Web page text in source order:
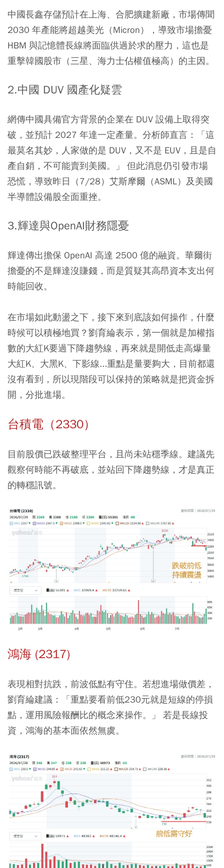
中國長鑫存儲預計在上海、合肥擴建新廠，市場傳聞
2030 年產能將超越美光（Micron），導致市場擔憂
HBM 與記憶體長線將面臨供過於求的壓力，這也是
重擊韓國股市（三星、海力士佔權值極高）的主因。
2.中國 DUV 國產化疑雲
網傳中國具備官方背景的企業在 DUV 設備上取得突
破，並預計 2027 年達一定產量。分析師直言：「這
最莫名其妙，人家做的是 DUV，又不是 EUV，且是自
產自銷，不可能賣到美國。」 但此消息仍引發市場
恐慌，導致昨日（7/28）艾斯摩爾（ASML）及美國
半導體設備股全面重挫。
3.輝達與OpenAI財務隱憂
輝達傳出擔保 OpenAI 高達 2500 億的融資。華爾街
擔憂的不是輝達沒賺錢，而是質疑其高昂資本支出何
時能回收。
在市場如此動盪之下，接下來到底該如何操作，什麼
時候可以積極地買？劉育綸表示，第一個就是加權指
數的大紅K要過下降趨勢線，再來就是開低走高爆量
大紅K、大黑K、下影線...重點是量要夠大，目前都還
沒有看到，所以現階段可以保持的策略就是把資金拆
開，分批進場。
台積電（2330）
目前股價已跌破整理平台，且尚未站穩季線。建議先
觀察何時能不再破底，並站回下降趨勢線，才是真正
的轉穩訊號。
鴻海 (2317)
表現相對抗跌，前波低點有守住。若想進場做價差，
劉育綸建議：「重點要看前低230元就是短線的停損
點，運用風險報酬比的概念來操作。」 若是長線投
資，鴻海的基本面依然無虞。